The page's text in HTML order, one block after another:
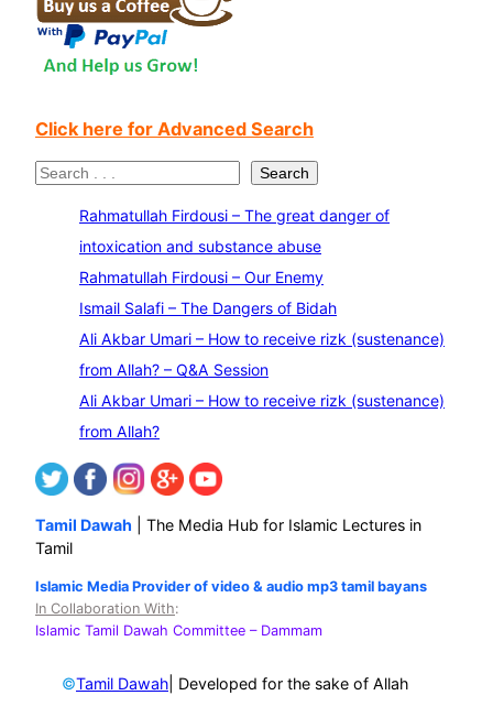
Click here for Advanced Search
S
Search
Rahmatullah Firdousi – The great danger of
intoxication and substance abuse
Rahmatullah Firdousi – Our Enemy
Ismail Salafi – The Dangers of Bidah
Ali Akbar Umari – How to receive rizk (sustenance)
from Allah? – Q&A Session
Ali Akbar Umari – How to receive rizk (sustenance)
from Allah?
Tamil Dawah | The Media Hub for Islamic Lectures in
Tamil
Islamic Media Provider of video & audio mp3 tamil bayans
In Collaboration With:
Islamic Tamil Dawah Committee – Dammam
©Tamil Dawah | Developed for the sake of Allah